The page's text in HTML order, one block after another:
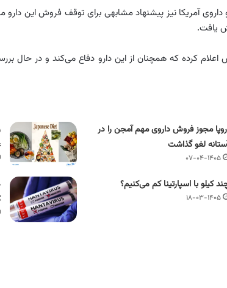
آمریکا نیز پیشنهاد مشابهی برای توقف فروش این دارو
یافت.
کرده که همچنان از این دارو دفاع می‌کند و در حال
مجوز فروش داروی مهم آمجن را در
لغو گذاشت
۰۷-۰۴-۱۴۰۵
کیلو با اسپارتینا کم می‌کنیم؟
۱۸-۰۳-۱۴۰۵